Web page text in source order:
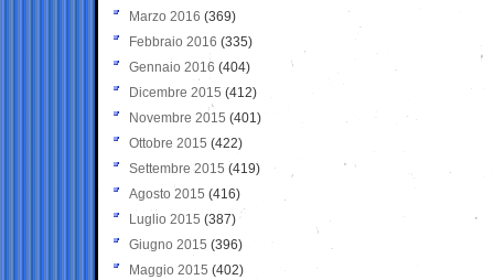
Marzo 2016 (369)
Febbraio 2016 (335)
Gennaio 2016 (404)
Dicembre 2015 (412)
Novembre 2015 (401)
Ottobre 2015 (422)
Settembre 2015 (419)
Agosto 2015 (416)
Luglio 2015 (387)
Giugno 2015 (396)
Maggio 2015 (402)